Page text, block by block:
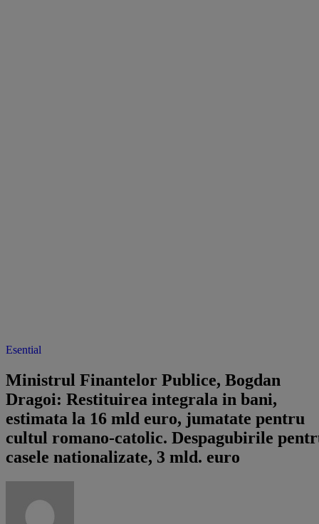
Esential
Ministrul Finantelor Publice, Bogdan
Dragoi: Restituirea integrala in bani,
estimata la 16 mld euro, jumatate pentru
cultul romano-catolic. Despagubirile
casele nationalizate, 3 mld. euro